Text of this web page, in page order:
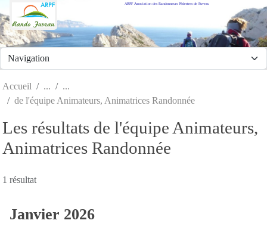
ARPF Association des Randonneurs Pédestres de Fuveau
Accueil
de l'équipe Animateurs, Animatrices Randonnée
Les résultats de l'équipe Animateurs,
Animatrices Randonnée
1 résultat
Janvier 2026
Panneau de gestion des cookies